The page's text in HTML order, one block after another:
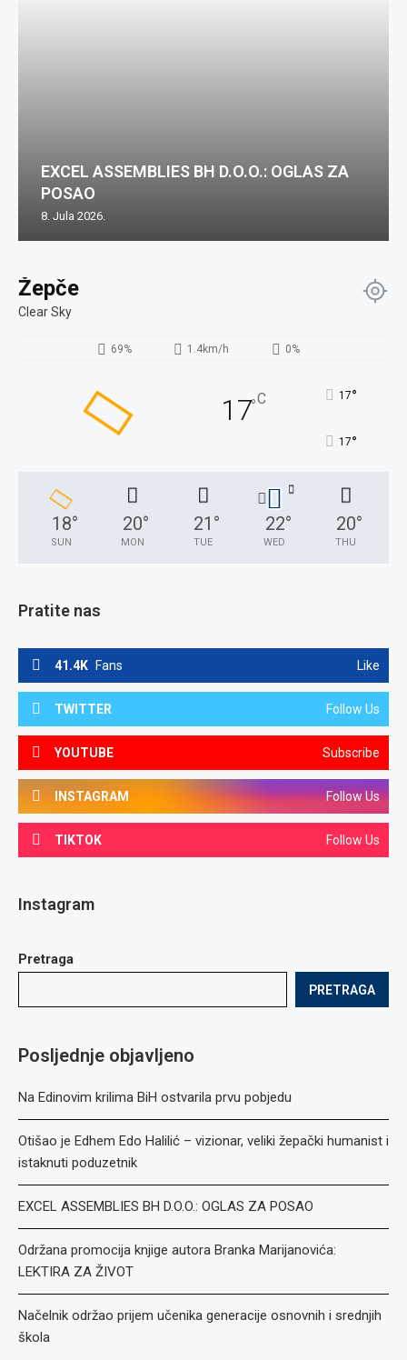
Žepče
Clear Sky
69% 1.4km/h 0%
17°C 17°
17°
18°
SUN
20°
MON
21 °
TUE
22°
WED
20°
THU
Pratite nas
41.4K Fans Like
TWITTER Follow Us
YOUTUBE Subscribe
INSTAGRAM Follow Us
TIKTOK Follow Us
Instagram
Pretraga
PRETRAGA
Posljednje objavljeno
Na Edinovim krilima BiH ostvarila prvu pobjedu
Otišao je Edhem Edo Halilić – vizionar, veliki žepački humanist i
istaknuti poduzetnik
EXCEL ASSEMBLIES BH D.O.O.: OGLAS ZA POSAO
Održana promocija knjige autora Branka Marijanovića:
LEKTIRA ZA ŽIVOT
Načelnik održao prijem učenika generacije osnovnih i srednjih
škola
EXCEL ASSEMBLIES BH D.O.O.: OGLAS ZA
POSAO
8. Jula 2026.